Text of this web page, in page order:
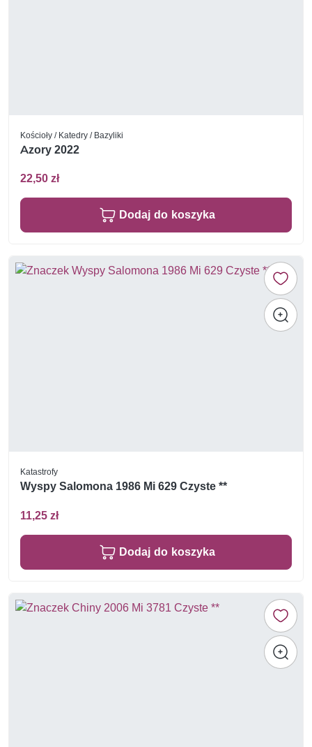
Kościoły / Katedry / Bazyliki
Azory 2022
22,50 zł
Dodaj do koszyka
Katastrofy
Wyspy Salomona 1986 Mi 629 Czyste **
11,25 zł
Dodaj do koszyka